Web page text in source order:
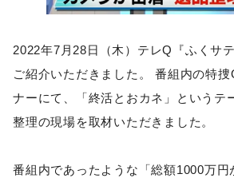
2022年7月28日（木）テレQ『ふくサ
ご紹介いただきました。 番組内の特
ナーにて、「終活とおカネ」というテ
整理の現場を取材いただきました。
番組内であったような「総額1000万円